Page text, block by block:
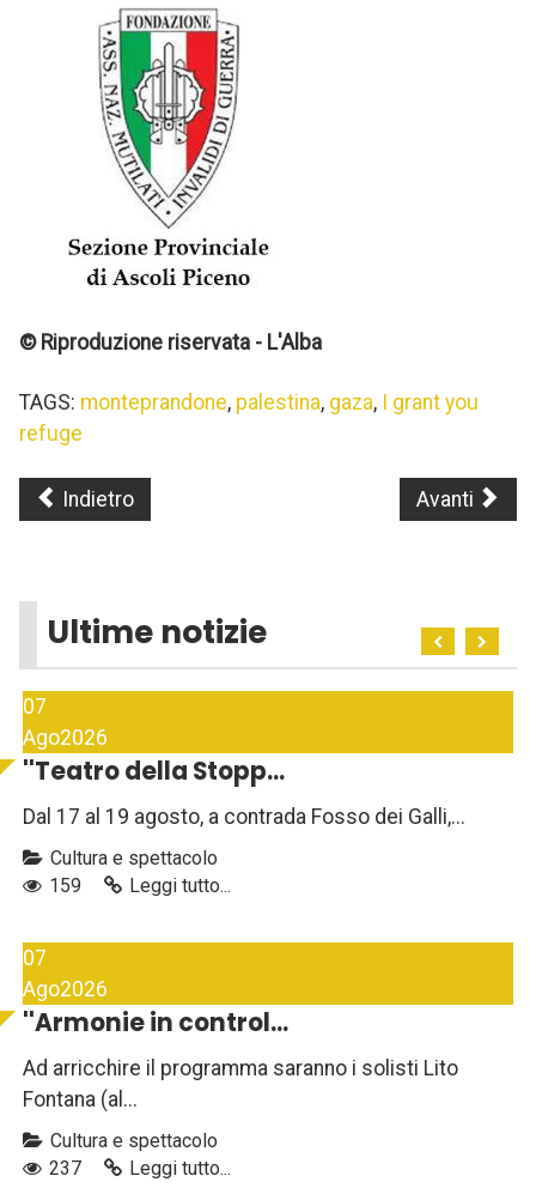
© Riproduzione riservata - L'Alba
TAGS: monteprandone, palestina, gaza,
I grant you
refuge
Indietro Avanti
Ultime notizie
07
Ago2026
''Teatro della Stopp...
Dal 17 al 19 agosto, a contrada Fosso dei Galli,...
Cultura e spettacolo
159
Leggi tutto...
07
Ago2026
''Armonie in control...
Ad arricchire il programma saranno i solisti Lito
Fontana (al...
Cultura e spettacolo
237
Leggi tutto...